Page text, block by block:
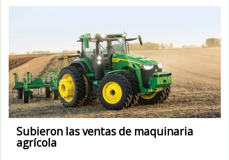
Subieron las ventas de maquinaria
agrícola